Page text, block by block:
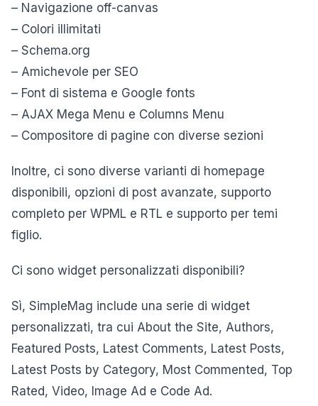
– Navigazione off-canvas
– Colori illimitati
– Schema.org
– Amichevole per SEO
– Font di sistema e Google fonts
– AJAX Mega Menu e Columns Menu
– Compositore di pagine con diverse sezioni
Inoltre, ci sono diverse varianti di homepage
disponibili, opzioni di post avanzate, supporto
completo per WPML e RTL e supporto per temi
figlio.
Ci sono widget personalizzati disponibili?
Sì, SimpleMag include una serie di widget
personalizzati, tra cui About the Site, Authors,
Featured Posts, Latest Comments, Latest Posts,
Latest Posts by Category, Most Commented, Top
Rated, Video, Image Ad e Code Ad.